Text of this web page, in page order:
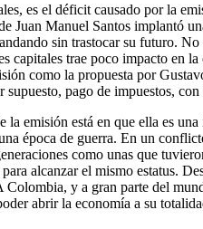
es el déficit causado por la
Manuel Santos implantó
sin trastocar su futuro.
trae poco impacto en
como la propuesta por
pago de impuestos,
emisión está en que ella es
época de guerra. En un
como unas que
alcanzar el mismo estatus.
y a gran parte del
abrir la economía a su